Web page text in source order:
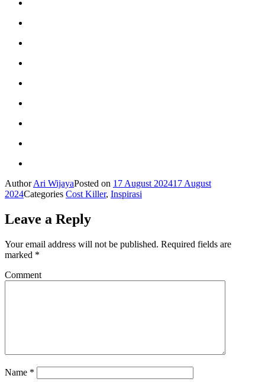
AuthorAri WijayaPosted on 17 August 202417 August
2024Categories Cost Killer, Inspirasi
Leave a Reply
Your email address will not be published. Required fields are
marked *
Comment
Name *